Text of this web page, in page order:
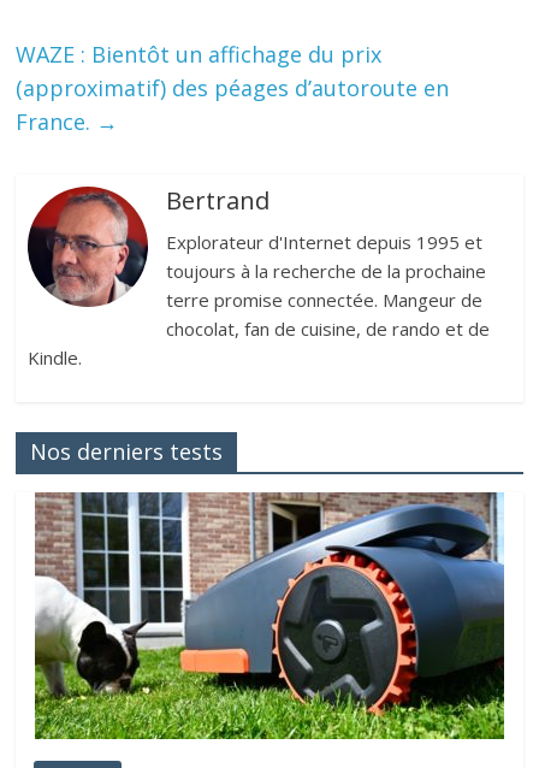
WAZE : Bientôt un affichage du prix
(approximatif) des péages d’autoroute en
France. →
Bertrand
Explorateur d'Internet depuis 1995 et
toujours à la recherche de la prochaine
terre promise connectée. Mangeur de
chocolat, fan de cuisine, de rando et de
Kindle.
Nos derniers tests